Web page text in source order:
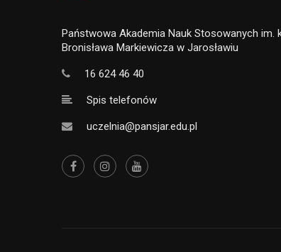
Państwowa Akademia Nauk Stosowanych im.
Bronisława Markiewicza w Jarosławiu
16 624 46 40
Spis telefonów
uczelnia@pansjar.edu.pl